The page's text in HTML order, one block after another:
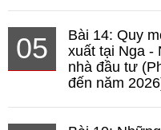
05
Bài 14: Quy
xuất tại Nga -
nhà đầu tư
đến năm